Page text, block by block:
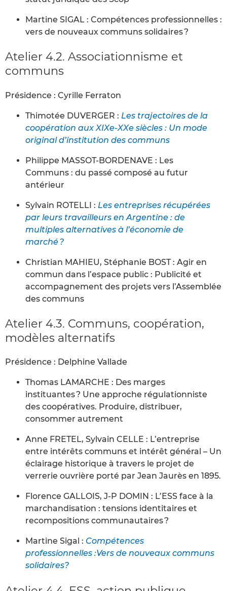
Martine SIGAL : Compétences professionnelles :
vers de nouveaux communs solidaires ?
Atelier 4.2. Associationnisme et
communs
Présidence : Cyrille Ferraton
Thimotée DUVERGER : Les trajectoires de la
coopération aux XIXe-XXe siècles : Un mode
original d’institution des communs
Philippe MASSOT-BORDENAVE : Les
Communs : du passé composé au futur
antérieur
Sylvain ROTELLI : Les entreprises récupérées
par leurs travailleurs en Argentine : de
multiples alternatives à l’économie de
marché ?
Christian MAHIEU, Stéphanie BOST : Agir en
commun dans l’espace public : Publicité et
accompagnement des projets vers l’Assemblée
des communs
Atelier 4.3. Communs, coopération,
modèles alternatifs
Présidence : Delphine Vallade
Thomas LAMARCHE : Des marges
instituantes ? Une approche régulationniste
des coopératives. Produire, distribuer,
consommer autrement
Anne FRETEL, Sylvain CELLE : L’entreprise
entre intérêts communs et intérêt général – Un
éclairage historique à travers le projet de
verrerie ouvrière porté par Jean Jaurès en 1895.
Florence GALLOIS, J-P DOMIN : L’ESS face à la
marchandisation : tensions identitaires et
recompositions communautaires ?
Martine Sigal : Compétences
professionnelles :Vers de nouveaux communs
solidaires?